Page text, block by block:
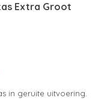
Extra Groot
in geruite uitvoering.